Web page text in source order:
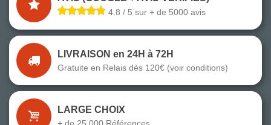
4.8 / 5 sur + de 5000 avis
LIVRAISON en 24H à 72H
Gratuite en Relais dès 120€ (voir conditions)
LARGE CHOIX
+ de 25 000 Références